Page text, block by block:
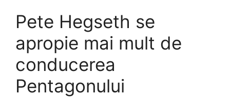
Pete Hegseth se
apropie mai mult de
conducerea
Pentagonului